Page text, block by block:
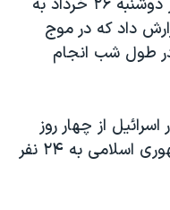
دفتر نخست وزیر اسرائيل صبح روز دوشنبه ۲۶ خرداد به
داد که در موج
طول شب انجام
از چهار روز
پیش و زمان آغاز درگیری‌ها با جمهوری اسلامی به ۲۴ نفر